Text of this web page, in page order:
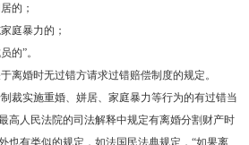
的；
庭暴力的；
”。
婚时无过错方请求过错赔偿制度的规定。
实施重婚、姘居、家庭暴力等行为的有过错当
高人民法院的司法解释中规定有离婚分割财产时
也有类似的规定，如法国民法典规定，“如果离